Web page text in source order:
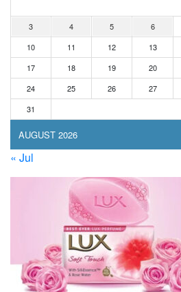
AUGUST 2026
3
4 5 6
10
11 12 13
17
18 19 20
24
25 26 27
31
« Jul